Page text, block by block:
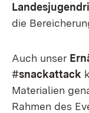
die
Auch unser
#snackattack
Materialien
Rahmen des